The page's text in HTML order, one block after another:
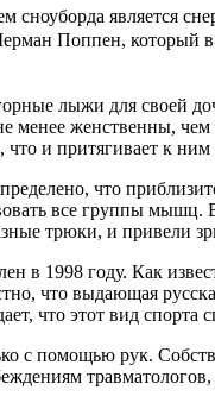
сноуборда является
Поппен, который в
лыжи для своей
менее женственны,
что и притягивает к
что
все группы
трюки, и привели
в 1998 году. Как
что выдающая
что этот вид спорта
с помощью рук.